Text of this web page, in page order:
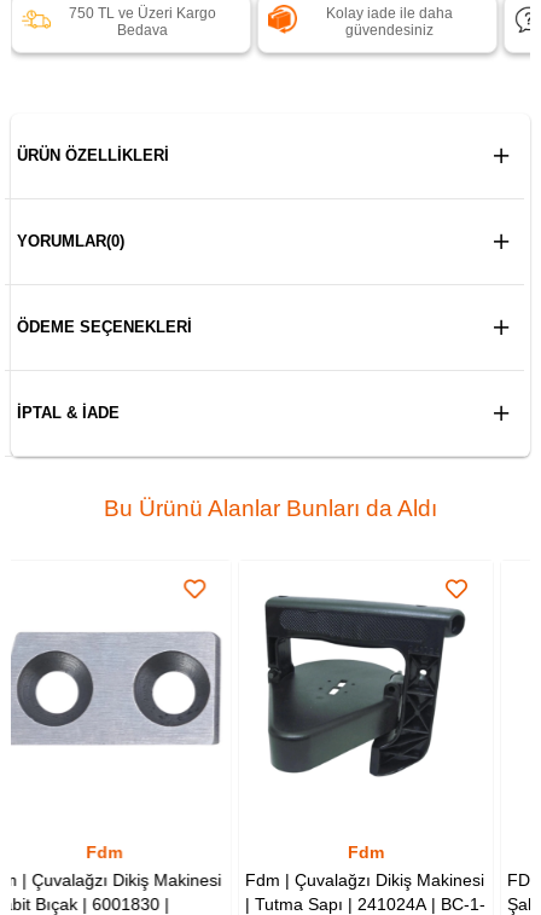
750 TL ve Üzeri Kargo
Bedava
Kolay iade ile daha
güvendesiniz
ÜRÜN ÖZELLIKLERI
YORUMLAR(0)
ÖDEME SEÇENEKLERI
İPTAL & İADE
Bu Ürünü Alanlar Bunları da Aldı
|
Fdm | Çuvalağzı Dikiş Makinesi
| Tutma Sapı | 241024A | BC-1-
FDM Çuval Ağzı Dikiş
Şalteri Sivici BC-LX5-11/